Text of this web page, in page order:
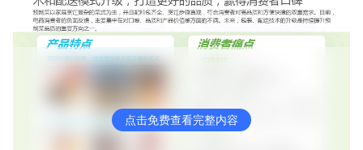
点击免费查看完整内容